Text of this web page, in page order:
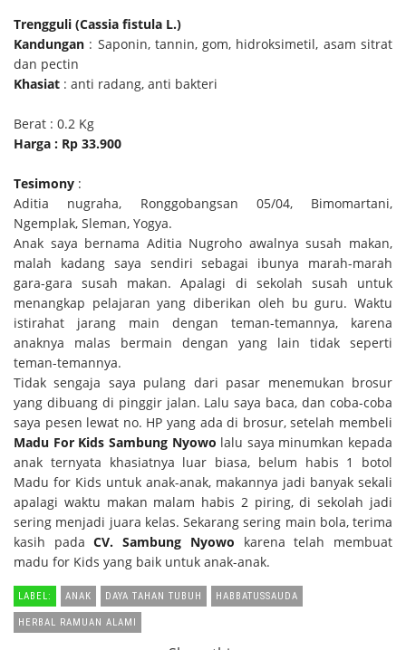
Trengguli (Cassia fistula L.)
Kandungan : Saponin, tannin, gom, hidroksimetil, asam sitrat
dan pectin
Khasiat : anti radang, anti bakteri
Berat : 0.2 Kg
Harga : Rp 33.900
Tesimony :
Aditia nugraha, Ronggobangsan 05/04, Bimomartani,
Ngemplak, Sleman, Yogya.
Anak saya bernama Aditia Nugroho awalnya susah makan,
malah kadang saya sendiri sebagai ibunya marah-marah
gara-gara susah makan. Apalagi di sekolah susah untuk
menangkap pelajaran yang diberikan oleh bu guru. Waktu
istirahat jarang main dengan teman-temannya, karena
anaknya malas bermain dengan yang lain tidak seperti
teman-temannya.
Tidak sengaja saya pulang dari pasar menemukan brosur
yang dibuang di pinggir jalan. Lalu saya baca, dan coba-coba
saya pesen lewat no. HP yang ada di brosur, setelah membeli
Madu For Kids Sambung Nyowo lalu saya minumkan kepada
anak ternyata khasiatnya luar biasa, belum habis 1 botol
Madu for Kids untuk anak-anak, makannya jadi banyak sekali
apalagi waktu makan malam habis 2 piring, di sekolah jadi
sering menjadi juara kelas. Sekarang sering main bola, terima
kasih padaCV. Sambung Nyowo karena telah membuat
madu for Kids yang baik untuk anak-anak.
LABEL: ANAK DAYA TAHAN TUBUH HABBATUSSAUDA
HERBAL RAMUAN ALAMI